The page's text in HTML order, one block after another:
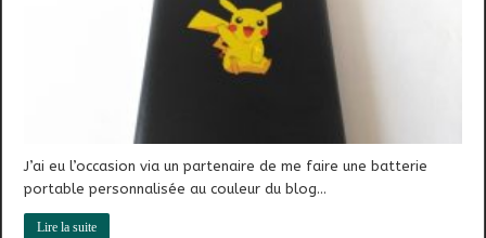
J’ai eu l’occasion via un partenaire de me faire une batterie
portable personnalisée au couleur du blog…
Lire la suite